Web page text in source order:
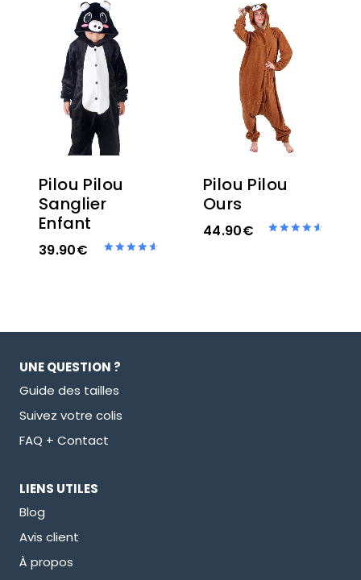
Pilou Pilou
Sanglier
Enfant
39.90€
Pilou Pilou
Ours
44.90€
UNE QUESTION ?
Guide des tailles
Suivez votre colis
FAQ + Contact
LIENS UTILES
Blog
Avis client
À propos